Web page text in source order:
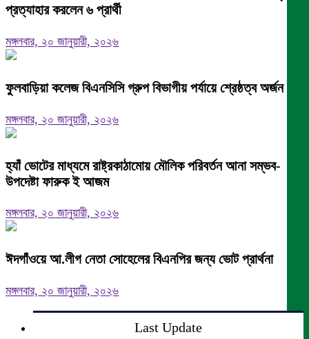
প্রত্যাহার করলেন ৬ প্রার্থী
মঙ্গলবার, ২০ জানুয়ারী, ২০২৬
ফুলবাড়িয়া কলেজ বিএনসিসি গ্রুপ বিভাগীয় পর্যায়ে শ্রেষ্ঠত্ব অর্জন।
মঙ্গলবার, ২০ জানুয়ারী, ২০২৬
হ্যাঁ ভোটের মাধ্যমে রাষ্ট্রকাঠামোয় মৌলিক পরিবর্তন আনা সম্ভব-
উপদেষ্টা ফারুক ই আজম
মঙ্গলবার, ২০ জানুয়ারী, ২০২৬
ঈদগাঁওয়ে আ.লীগ নেতা সোহেলের বিএনপির জন্য ভোট প্রার্থনা
মঙ্গলবার, ২০ জানুয়ারী, ২০২৬
Last Update